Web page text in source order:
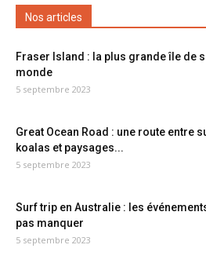
Nos articles
Fraser Island : la plus grande île de
monde
5 septembre 2023
Great Ocean Road : une route entre
koalas et paysages...
5 septembre 2023
Surf trip en Australie : les
pas manquer
5 septembre 2023